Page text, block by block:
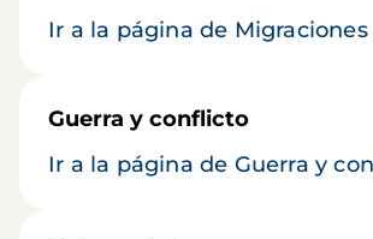
Ir a la página de Migraciones
Guerra y conflicto
Ir a la página de Guerra y